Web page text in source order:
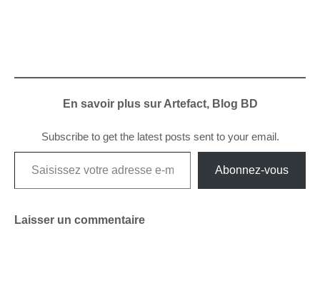
En savoir plus sur Artefact, Blog BD
Subscribe to get the latest posts sent to your email.
Saisissez votre adresse e-mail…
Abonnez-vous
Laisser un commentaire